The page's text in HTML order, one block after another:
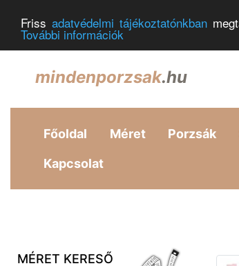
Frissadatvédelmi tájékoztatónkban
További információk
mindenporzsak.hu
Főoldal Méret Porzsák
Kapcsolat
MÉRET KERESŐ